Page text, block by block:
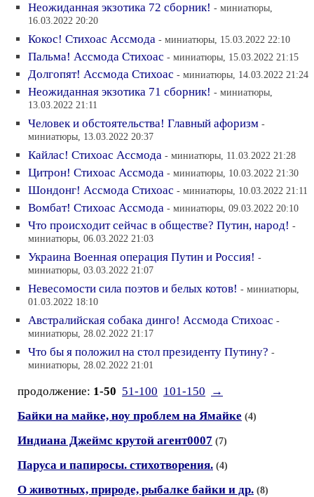
Неожиданная экзотика 72 сборник! - миниатюры,
16.03.2022 20:20
Кокос! Стихоас Ассмода - миниатюры, 15.03.2022 22:10
Пальма! Ассмода Стихоас - миниатюры, 15.03.2022 21:15
Долгопят! Ассмода Стихоас - миниатюры, 14.03.2022 21:24
Неожиданная экзотика 71 сборник! - миниатюры,
13.03.2022 21:11
Человек и обстоятельства! Главный афоризм -
миниатюры, 13.03.2022 20:37
Кайлас! Стихоас Ассмода - миниатюры, 11.03.2022 21:28
Цитрон! Стихоас Ассмода - миниатюры, 10.03.2022 21:30
Шондонг! Ассмода Стихоас - миниатюры, 10.03.2022 21:11
Вомбат! Стихоас Ассмода - миниатюры, 09.03.2022 20:10
Что происходит сейчас в обществе? Путин, народ! -
миниатюры, 06.03.2022 21:03
Украина Военная операция Путин и Россия! -
миниатюры, 03.03.2022 21:07
Невесомости сила поэтов и белых котов! - миниатюры,
01.03.2022 18:10
Австралийская собака динго! Ассмода Стихоас -
миниатюры, 28.02.2022 21:17
Что бы я положил на стол президенту Путину? -
миниатюры, 28.02.2022 21:01
продолжение: 1-50 51-100 101-150
→
Байки на майке, ноу проблем на Ямайке (4)
Индиана Джеймс крутой агент0007 (7)
Паруса и папиросы. стихотворения. (4)
О животных, природе, рыбалке байки и др. (8)